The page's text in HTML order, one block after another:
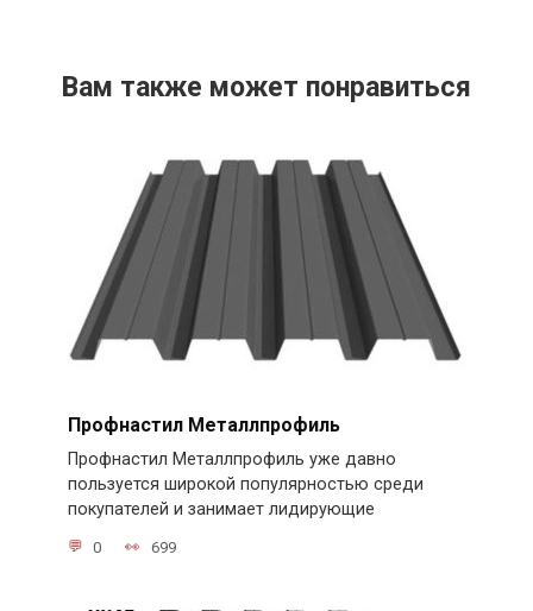
Вам также может понравиться
Профнастил Металлпрофиль
Профнастил Металлпрофиль уже давно
пользуется широкой популярностью среди
покупателей и занимает лидирующие
0 699